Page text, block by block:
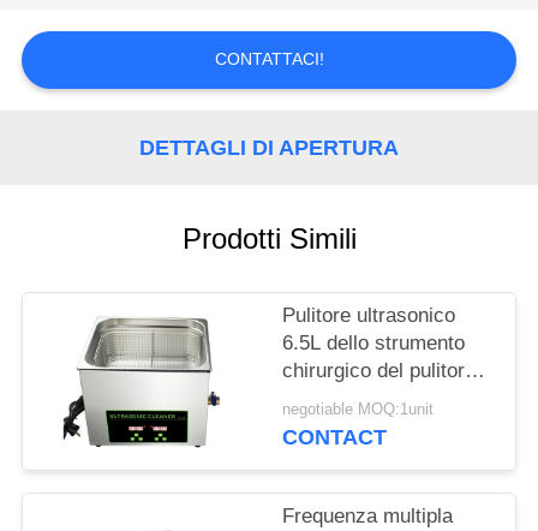
RICHIEDA
UNA
CITAZIONE
SITO
PRIVACY
POLICY
CONTATTACI!
DETTAGLI DI APERTURA
Prodotti Simili
Pulitore ultrasonico
6.5L dello strumento
chirurgico del pulitore
ultrasonico dentario
SS304
negotiable MOQ:1unit
CONTACT
Frequenza multipla